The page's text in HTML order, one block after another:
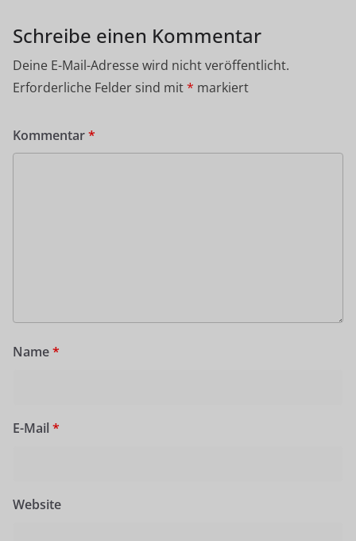
Schreibe einen Kommentar
Deine E-Mail-Adresse wird nicht veröffentlicht.
Erforderliche Felder sind mit* markiert
Kommentar*
Name*
E-Mail *
Website